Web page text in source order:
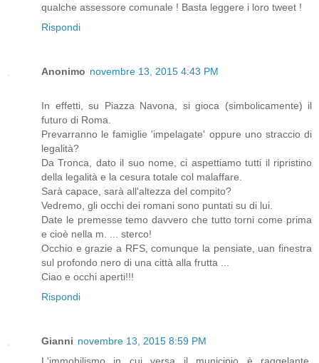
qualche assessore comunale ! Basta leggere i loro tweet !
Rispondi
Anonimo novembre 13, 2015 4:43 PM
In effetti, su Piazza Navona, si gioca (simbolicamente) il
futuro di Roma.
Prevarranno le famiglie 'impelagate' oppure uno straccio di
legalità?
Da Tronca, dato il suo nome, ci aspettiamo tutti il ripristino
della legalità e la cesura totale col malaffare.
Sarà capace, sarà all'altezza del compito?
Vedremo, gli occhi dei romani sono puntati su di lui.
Date le premesse temo davvero che tutto torni come prima
e cioè nella m. ... sterco!
Occhio e grazie a RFS, comunque la pensiate, uan finestra
sul profondo nero di una città alla frutta ...
Ciao e occhi aperti!!!
Rispondi
Gianni novembre 13, 2015 8:59 PM
L'immobilismo in cui versa il municipio è raggelante.